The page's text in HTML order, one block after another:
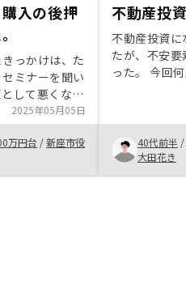
入の後押
っかけは、た
ミナーを聞い
して悪くない
購入を決めた理
産投資会社と
件、面談対応
比べると、1
完済までの計
2025年05月05日
万円台 /新座市役
不動産投
不動産投資に
たが、不安
った。 今回
とで、契約
動産投資っ
ジが払拭出
をやるので、
点、問題点
40代前半 /
大田花き